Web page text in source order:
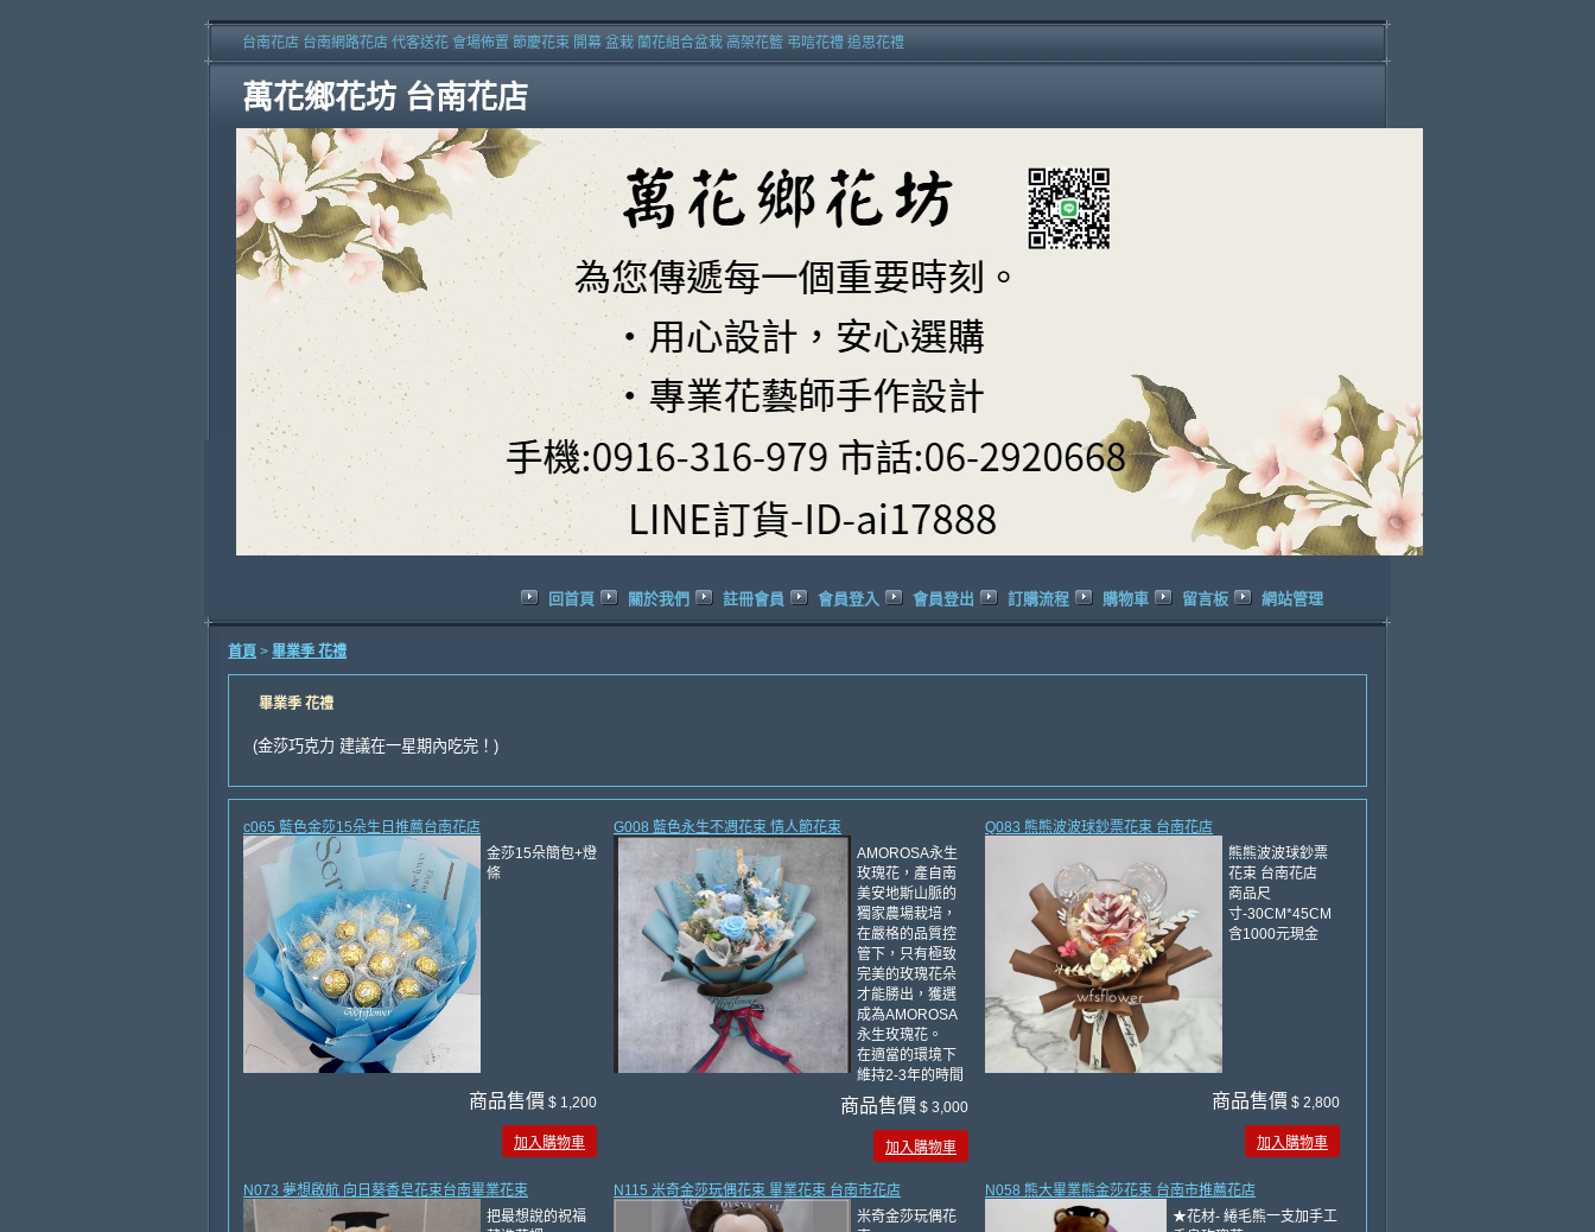
萬花鄉花坊 台南花店
台南花店 台南網路花店 代客送花 會場佈置 節慶花束 開幕 盆栽 蘭花組合盆栽 高架花籃 弔唁花禮 追思花禮
回首頁 關於我們 註冊會員 會員登入 會員登出 訂購流程 購物車 留言板 網站管理
首頁 > 畢業季 花禮
畢業季 花禮
(金莎巧克力 建議在一星期內吃完！)
c065 藍色金莎15朵生日推薦台南花店
金莎15朵簡包+燈
條
商品售價 $ 1,200
加入購物車
G008 藍色永生不凋花束 情人節花束
AMOROSA永生
玫瑰花，產自南
美安地斯山脈的
獨家農場栽培，
在嚴格的品質控
管下，只有極致
完美的玫瑰花朵
才能勝出，獲選
成為AMOROSA
永生玫瑰花。
在適當的環境下
維持2-3年的時間
商品售價 $ 3,000
加入購物車
Q083 熊熊波波球鈔票花束 台南花店
熊熊波波球鈔票
花束 台南花店
商品尺
寸-30CM*45CM
含1000元現金
商品售價 $ 2,800
加入購物車
N073 夢想啟航 向日葵香皂花束台南畢業花束
把最想說的祝福
N115 米奇金莎玩偶花束 畢業花束 台南市花店
米奇金莎玩偶花
N058 熊大畢業熊金莎花束 台南市推薦花店
★花材- 綣毛熊一支加手工